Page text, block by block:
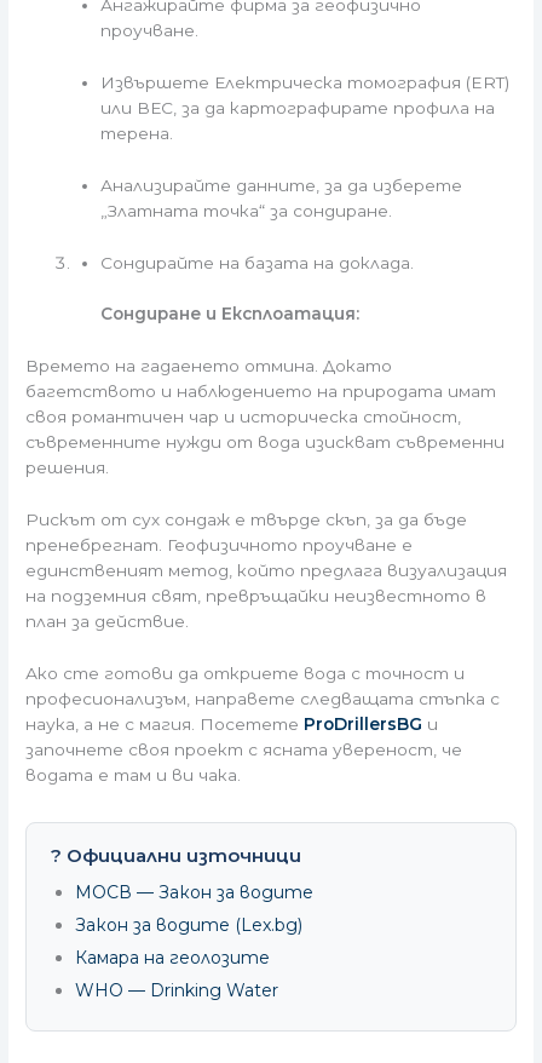
Ангажирайте фирма за геофизично
проучване.
Извършете Електрическа томография (ERT)
или ВЕС, за да картографирате профила на
терена.
Анализирайте данните, за да изберете
„Златната точка“ за сондиране.
Сондирайте на базата на доклада.
Сондиране и Експлоатация:
Времето на гадаенето отмина. Докато
багетството и наблюдението на природата имат
своя романтичен чар и историческа стойност,
съвременните нужди от вода изискват съвременни
решения.
Рискът от сух сондаж е твърде скъп, за да бъде
пренебрегнат. Геофизичното проучване е
единственият метод, който предлага визуализация
на подземния свят, превръщайки неизвестното в
план за действие.
Ако сте готови да откриете вода с точност и
професионализъм, направете следващата стъпка с
наука, а не с магия. Посетете ProDrillersBG и
започнете своя проект с ясната увереност, че
водата е там и ви чака.
? Официални източници
МОСВ — Закон за водите
Закон за водите (Lex.bg)
Камара на геолозите
WHO — Drinking Water